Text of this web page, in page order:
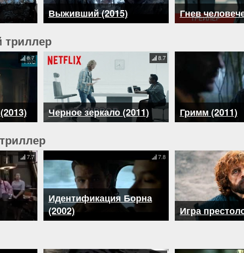
Выживший (2015) Гнев
8.7
Черное зеркало (2011)
8.7
Гримм (2011)
7.7
Идентификация Борна
(2002)
7.8
Игра